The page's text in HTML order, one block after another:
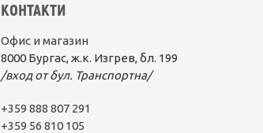
КОНТАКТИ
Офис и магазин
8000 Бургас, ж.к. Изгрев, бл. 199
/вход от бул. Транспортна/
+359 888 807 291
+359 56 810 105